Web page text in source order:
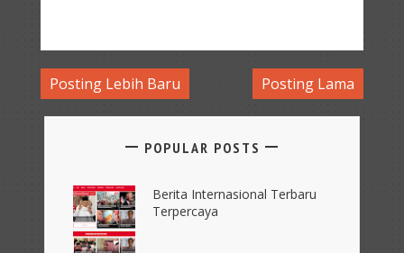
Posting Lebih Baru Posting Lama
POPULAR POSTS
Berita Internasional Terbaru
Terpercaya